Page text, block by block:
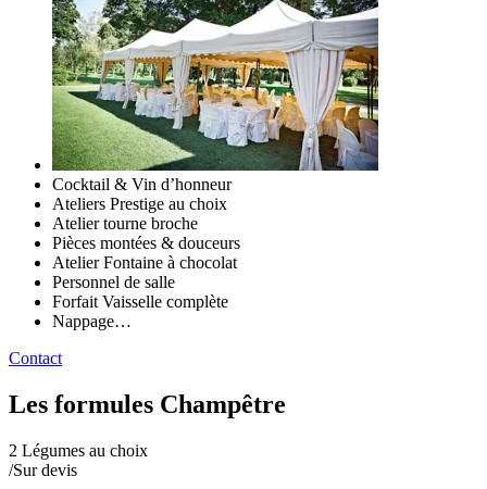
Cocktail & Vin d’honneur
Ateliers Prestige au choix
Atelier tourne broche
Pièces montées & douceurs
Atelier Fontaine à chocolat
Personnel de salle
Forfait Vaisselle complète
Nappage…
Contact
Les formules Champêtre
2 Légumes au choix
/Sur devis